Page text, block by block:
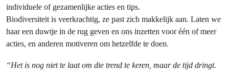
individuele of gezamenlijke acties en tips.
Biodiversiteit is veerkrachtig, ze past zich makkelijk aan. Laten we
haar een duwtje in de rug geven en ons inzetten voor één of meer
acties, en anderen motiveren om hetzelfde te doen.
“Het is nog niet te laat om die trend te keren, maar de tijd dringt.